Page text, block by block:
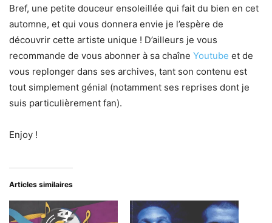
Bref, une petite douceur ensoleillée qui fait du bien en cet
automne, et qui vous donnera envie je l’espère de
découvrir cette artiste unique ! D’ailleurs je vous
recommande de vous abonner à sa chaîne Youtube et de
vous replonger dans ses archives, tant son contenu est
tout simplement génial (notamment ses reprises dont je
suis particulièrement fan).
Enjoy !
Articles similaires